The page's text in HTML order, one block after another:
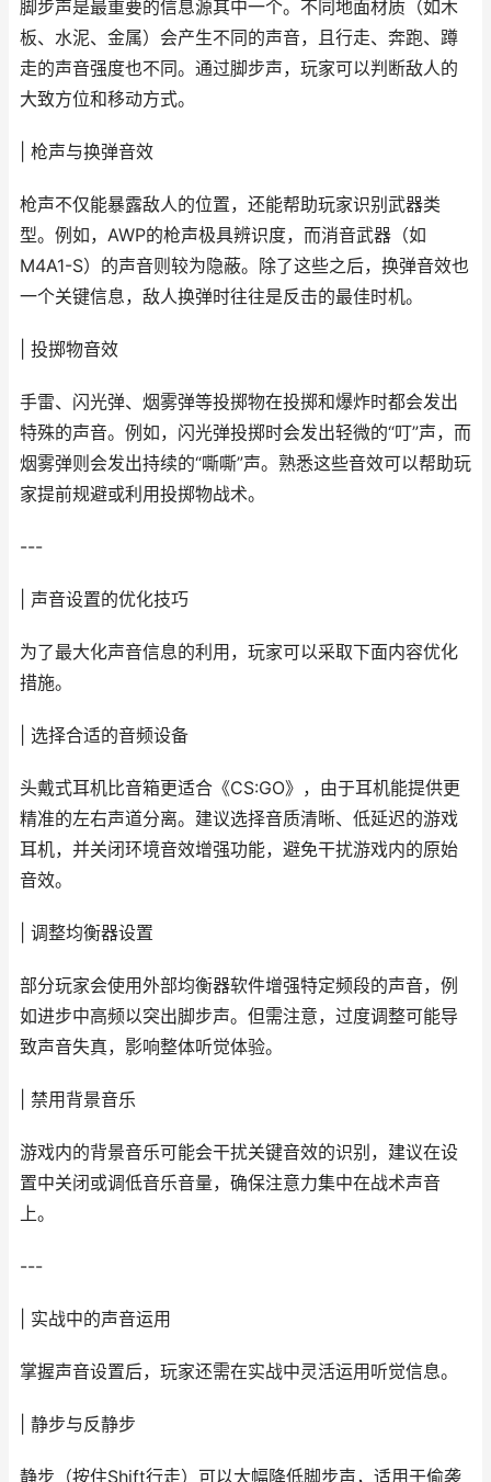
脚步声是最重要的信息源其中一个。不同地面材质（如木
板、水泥、金属）会产生不同的声音，且行走、奔跑、蹲
走的声音强度也不同。通过脚步声，玩家可以判断敌人的
大致方位和移动方式。
| 枪声与换弹音效
枪声不仅能暴露敌人的位置，还能帮助玩家识别武器类
型。例如，AWP的枪声极具辨识度，而消音武器（如
M4A1-S）的声音则较为隐蔽。除了这些之后，换弹音效也
一个关键信息，敌人换弹时往往是反击的最佳时机。
| 投掷物音效
手雷、闪光弹、烟雾弹等投掷物在投掷和爆炸时都会发出
特殊的声音。例如，闪光弹投掷时会发出轻微的“叮”声，而
烟雾弹则会发出持续的“嘶嘶”声。熟悉这些音效可以帮助玩
家提前规避或利用投掷物战术。
---
| 声音设置的优化技巧
为了最大化声音信息的利用，玩家可以采取下面内容优化
措施。
| 选择合适的音频设备
头戴式耳机比音箱更适合《CS:GO》，由于耳机能提供更
精准的左右声道分离。建议选择音质清晰、低延迟的游戏
耳机，并关闭环境音效增强功能，避免干扰游戏内的原始
音效。
| 调整均衡器设置
部分玩家会使用外部均衡器软件增强特定频段的声音，例
如进步中高频以突出脚步声。但需注意，过度调整可能导
致声音失真，影响整体听觉体验。
| 禁用背景音乐
游戏内的背景音乐可能会干扰关键音效的识别，建议在设
置中关闭或调低音乐音量，确保注意力集中在战术声音
上。
---
| 实战中的声音运用
掌握声音设置后，玩家还需在实战中灵活运用听觉信息。
| 静步与反静步
静步（按住Shift行走）可以大幅降低脚步声，适用于偷袭